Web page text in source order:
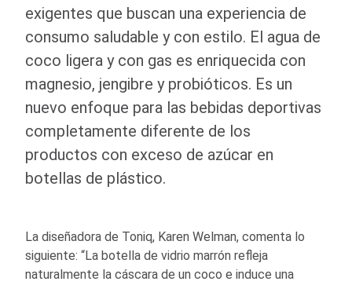
exigentes que buscan una experiencia de
consumo saludable y con estilo. El agua de
coco ligera y con gas es enriquecida con
magnesio, jengibre y probióticos. Es un
nuevo enfoque para las bebidas deportivas
completamente diferente de los
productos con exceso de azúcar en
botellas de plástico.
La diseñadora de Toniq, Karen Welman, comenta lo
siguiente: “La botella de vidrio marrón refleja
naturalmente la cáscara de un coco e induce una